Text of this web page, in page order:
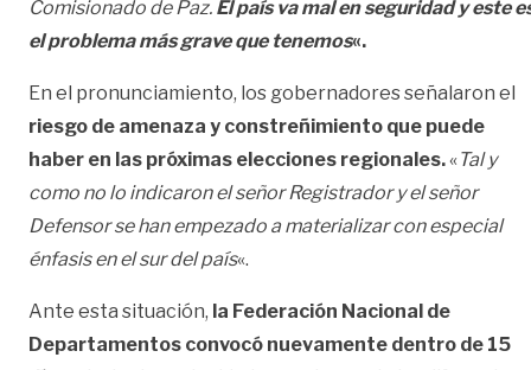
Comisionado de Paz. El país va mal en seguridad y este
el problema más grave que tenemos«.
En el pronunciamiento, los gobernadores señalaron el
riesgo de amenaza y constreñimiento que puede
haber en las próximas elecciones regionales.«Tal y
como no lo indicaron el señor Registrador y el señor
Defensor se han empezado a materializar con especial
énfasis en el sur del país«.
Ante esta situación, la Federación Nacional de
Departamentos convocó nuevamente dentro de 15